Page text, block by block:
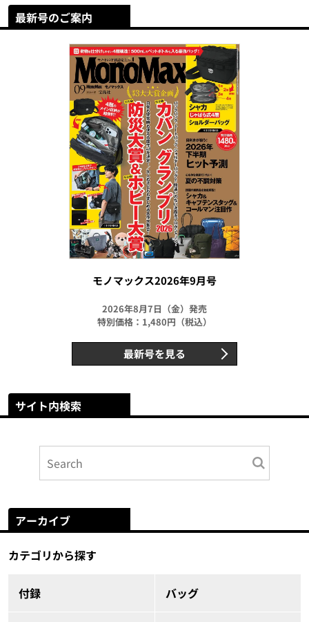
最新号のご案内
モノマックス2026年9月号
2026年8月7日（金）発売
特別価格：1,480円（税込）
最新号を見る
サイト内検索
アーカイブ
カテゴリから探す
付録 バッグ